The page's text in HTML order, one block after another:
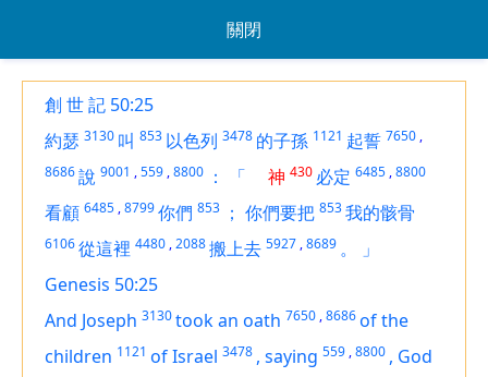
關閉
創 世 記 50:25
約瑟 3130 叫 853 以色列 3478 的子孫 1121 起誓 7650 ,
8686說 9001 ,559 ,8800 ： 「 神 430 必定 6485 ,8800
看顧 6485 ,8799你們 853 ； 你們要把 853我的骸骨
6106從這裡 4480 ,2088搬上去 5927 ,8689 。
」
Genesis 50:25
And Joseph 3130took an oath 7650 ,8686of the
children 1121 of Israel 3478 , saying 559 ,8800 , God